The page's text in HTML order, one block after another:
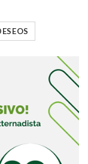
Buscar
Buscar